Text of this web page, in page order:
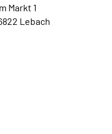
Markt 1
Lebach